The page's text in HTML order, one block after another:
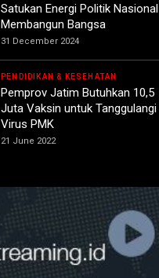
Satukan Energi Politik Nasional
Membangun Bangsa
31 December 2024
PENDIDIKAN & KESEHATAN
Pemprov Jatim Butuhkan 10,5
Juta Vaksin untuk Tanggulangi
Virus PMK
21 June 2022